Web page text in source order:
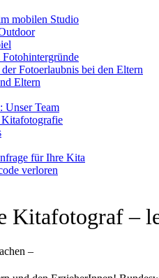
mobilen Studio
Fotoerlaubnis bei den Eltern
Eltern
Unser Team
für Ihre Kita
verloren
Kitafotograf –
–